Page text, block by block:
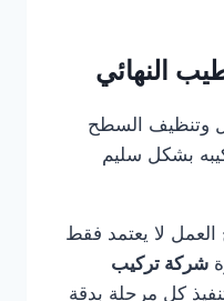
النهائي
وتنظيف السطح
بشكل سليم
لا يعتمد فقط
شركة تركيب
كل مرحلة بدقة